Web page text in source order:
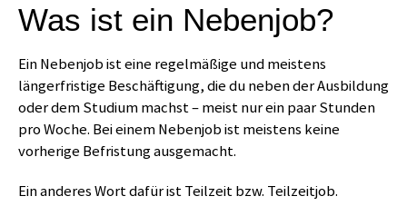
Was ist ein Nebenjob?
Ein Nebenjob ist eine regelmäßige und meistens
längerfristige Beschäftigung, die du neben der Ausbildung
oder dem Studium machst – meist nur ein paar Stunden
pro Woche. Bei einem Nebenjob ist meistens keine
vorherige Befristung ausgemacht.
Ein anderes Wort dafür ist Teilzeit bzw. Teilzeitjob.